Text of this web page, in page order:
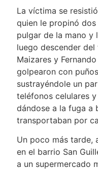
La víctima se
quien le propinó
pulgar de la mano y
luego descender
Maizares y
golpearon con
sustrayéndole un
teléfonos celulares
dándose a la fuga a
transportaban por
Un poco más tarde,
en el barrio San
a un supermercado